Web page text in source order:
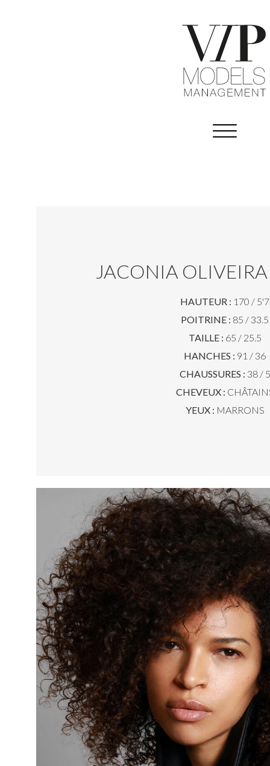
JACONIA
HAUTEUR : 170 / 5'7
POITRINE : 85 / 33.5
TAILLE : 65 / 25.5
HANCHES : 91 / 36
CHAUSSURES : 38 / 5
CHEVEUX :
YEUX : MARRONS